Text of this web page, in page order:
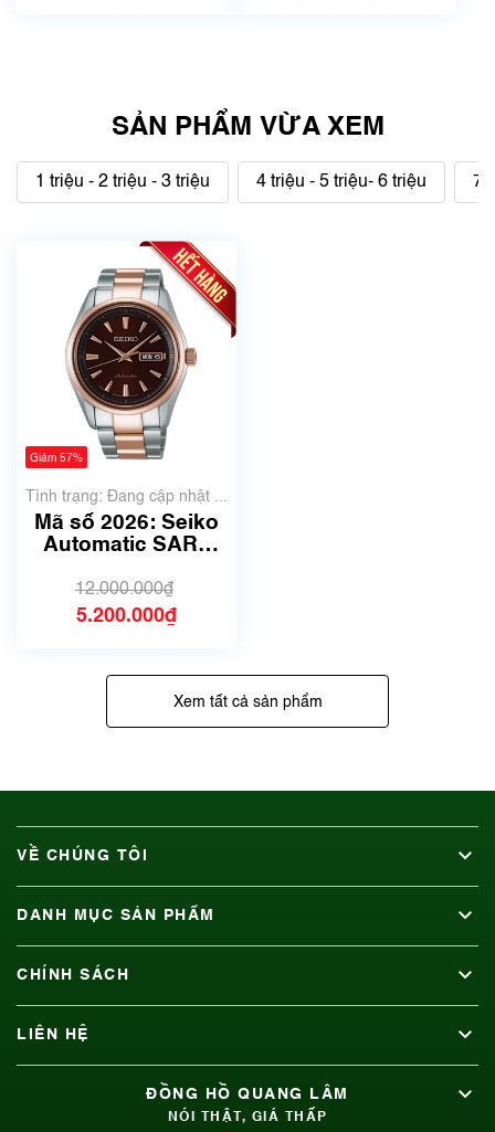
SẢN PHẨM VỪA XEM
1 triệu - 2 triệu - 3 triệu 4 triệu - 5 triệu- 6 triệu 7
Giảm 57%
Tình trạng: Đang cập nhật ...
Mã số 2026: Seiko
Automatic SARY
12.000.000₫
5.200.000₫
Xem tất cả sản phẩm
VỀ CHÚNG TÔI
DANH MỤC SẢN PHẨM
CHÍNH SÁCH
LIÊN HỆ
ĐỒNG HỒ QUANG LÂM
NÓI THẬT, GIÁ THẤP